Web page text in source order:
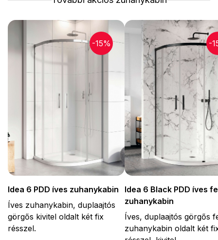
-15%
Idea 6 PDD íves zuhanykabin
Íves zuhanykabin, duplaajtós
görgős kivitel oldalt két fix
résszel.
-
Idea 6 Black PDD íves
zuhanykabin
Íves, duplaajtós görgős
zuhanykabin oldalt két